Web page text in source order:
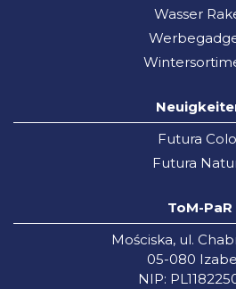
Wasser
Futura
Futura
ToM-PaR
Mościska, ul.
05-080
NIP: